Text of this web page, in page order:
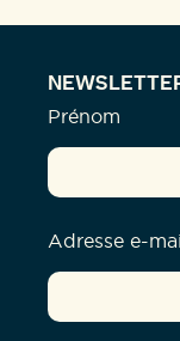
Prénom
Adresse e-